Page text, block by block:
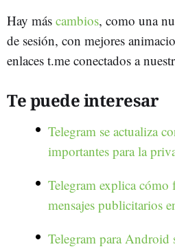
Hay más cambios, como una
de sesión, con mejores
enlaces t.me conectados a
Te puede interesar
Telegram se actualiza
importantes para la
Telegram explica cómo
mensajes publicitarios
Telegram para Android